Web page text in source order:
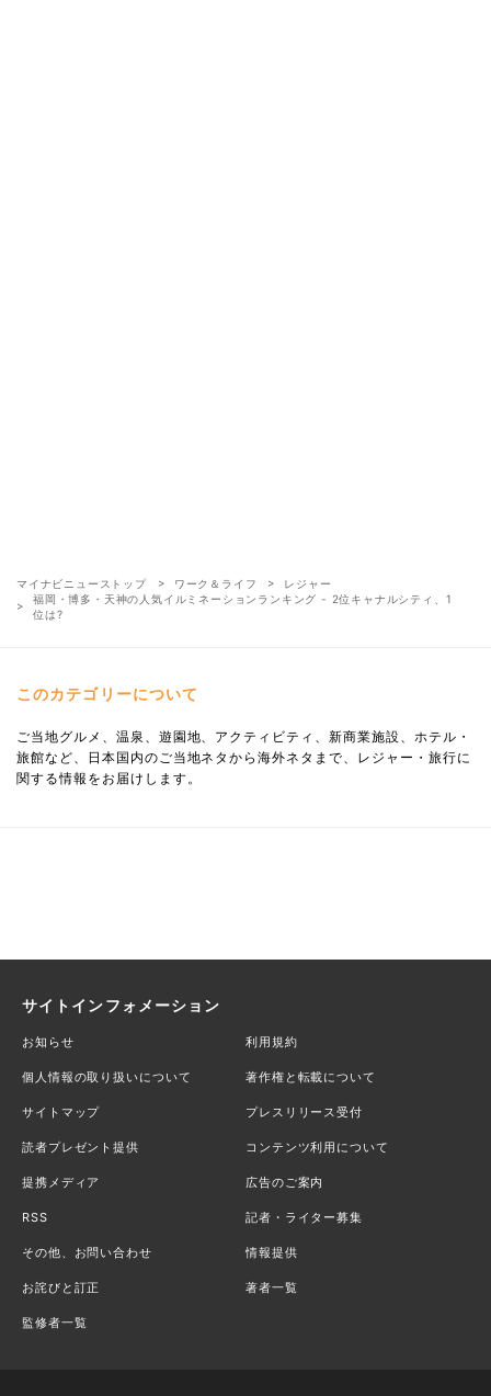
マイナビニューストップ ワーク＆ライフ
レジャー
福岡・博多・天神の人気イルミネーションランキング - 2位キャナルシティ、1
位は?
このカテゴリーについて
ご当地グルメ、温泉、遊園地、アクティビティ、新商業施設、ホテル・
旅館など、日本国内のご当地ネタから海外ネタまで、レジャー・旅行に
関する情報をお届けします。
サイトインフォメーション
お知らせ 利用規約
個人情報の取り扱いについて 著作権と転載について
サイトマップ プレスリリース受付
読者プレゼント提供 コンテンツ利用について
提携メディア 広告のご案内
RSS 記者・ライター募集
その他、お問い合わせ 情報提供
お詫びと訂正 著者一覧
監修者一覧